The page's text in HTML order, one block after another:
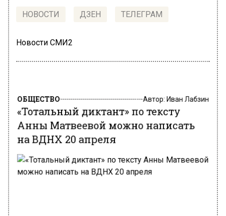
НОВОСТИ ДЗЕН ТЕЛЕГРАМ
Новости СМИ2
ОБЩЕСТВО Автор:Иван Лабзин
«Тотальный диктант» по тексту
Анны Матвеевой можно написать
на ВДНХ 20 апреля